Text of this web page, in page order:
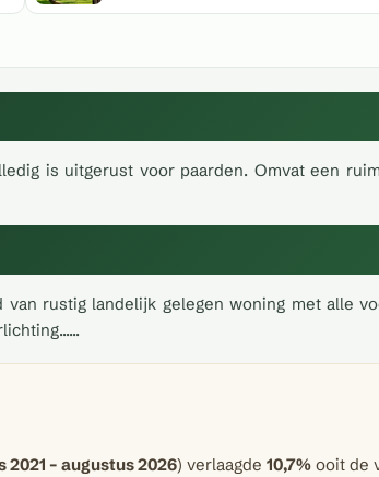
is uitgerust voor paarden. Omvat een
rustig landelijk gelegen woning met alle
2021 – augustus 2026) verlaagde 10,7% ooit de